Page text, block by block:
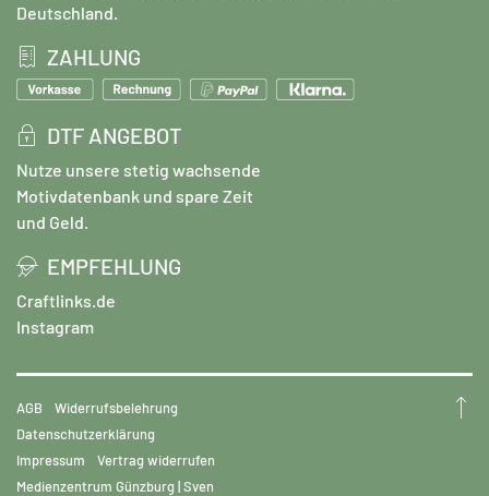
Deutschland.
ZAHLUNG
DTF ANGEBOT
Nutze unsere stetig wachsende
Motivdatenbank und spare Zeit
und Geld.
EMPFEHLUNG
Craftlinks.de
Instagram
AGB
Widerrufsbelehrung
Datenschutzerklärung
Impressum
Vertrag widerrufen
Medienzentrum Günzburg | Sven